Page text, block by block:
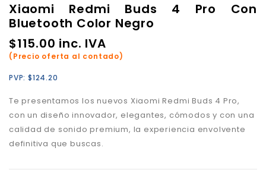
Xiaomi Redmi Buds 4 Pro Con
Bluetooth Color Negro
$115.00 inc. IVA
(Precio oferta al contado)
PVP: $124.20
Te presentamos los nuevos Xiaomi Redmi Buds 4 Pro,
con un diseño innovador, elegantes, cómodos y con una
calidad de sonido premium, la experiencia envolvente
definitiva que buscas.